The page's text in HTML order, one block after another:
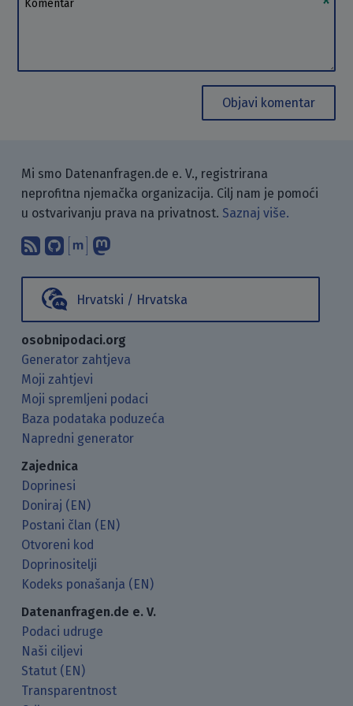
Objavi komentar
Mi smo Datenanfragen.de e. V., registrirana
neprofitna njemačka organizacija. Cilj nam je pomoći
u ostvarivanju prava na privatnost. Saznaj više.
Pretplati se na naš blog koristeći
Pronađi nas na GitHubu.
Raspravljaj s nama putem
Hrvatski / Hrvatska
osobnipodaci.org
Generator zahtjeva
Moji zahtjevi
Moji spremljeni podaci
Baza podataka poduzeća
Napredni generator
Zajednica
Doprinesi
Doniraj (EN)
Postani član (EN)
Otvoreni kod
Doprinositelji
Kodeks ponašanja (EN)
Datenanfragen.de e. V.
Podaci udruge
Naši ciljevi
Statut (EN)
Transparentnost